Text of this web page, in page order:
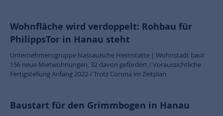
Wohnfläche wird verdoppelt: Rohbau für
PhilippsTor in Hanau steht
Unternehmensgruppe Nassauische Heimstätte | Wohnstadt baut
156 neue Mietwohnungen, 32 davon gefördert / Voraussichtliche
Fertigstellung Anfang 2022 / Trotz Corona im Zeitplan
Baustart für den Grimmbogen in Hanau